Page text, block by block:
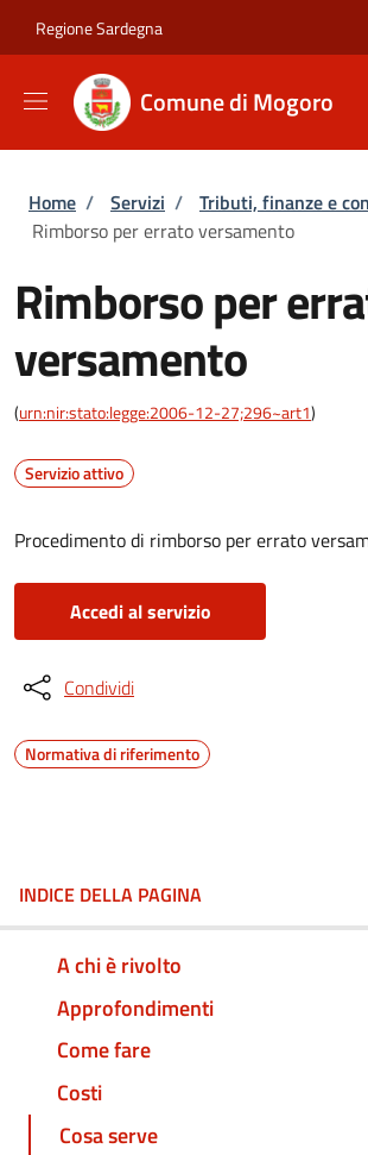
Regione Sardegna
Comune di Mogoro
Briciole di pane
Home / Servizi / Tributi, finanze e
Rimborso per errato versamento
Rimborso per
versamento
(urn:nir:stato:legge:2006-12-27;296~art1)
Servizio attivo
Procedimento di rimborso per errato
Accedi al servizio
Condividi
Normativa di riferimento
INDICE DELLA PAGINA
A chi è rivolto
Approfondimenti
Come fare
Costi
Cosa serve